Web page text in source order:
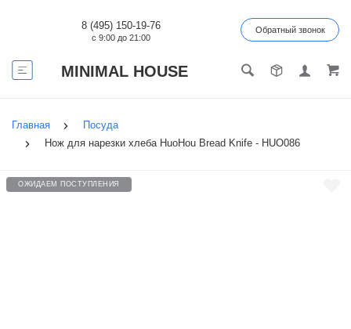
MINIMAL HOUSE
8 (495) 150-19-76
с 9:00 до 21:00
Обратный звонок
Главная
Посуда
Нож для нарезки хлеба HuoHou Bread Knife - HUO086
ОЖИДАЕМ ПОСТУПЛЕНИЯ